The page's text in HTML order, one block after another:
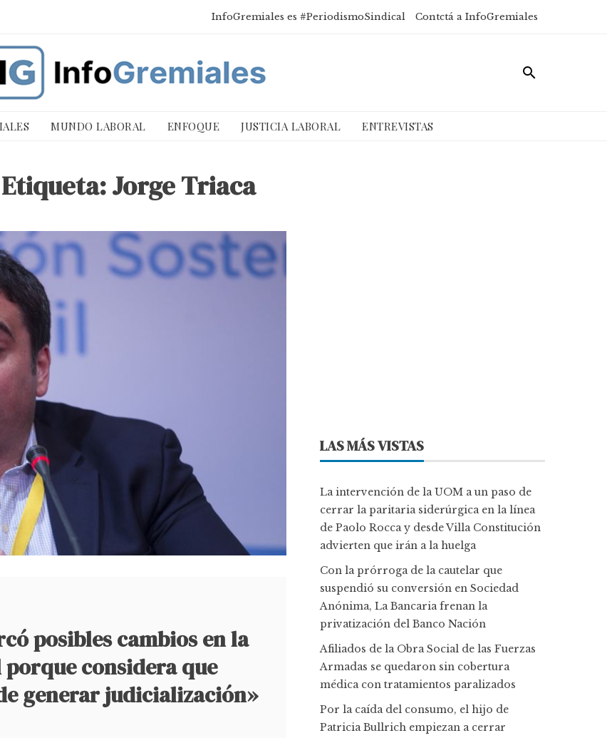
InfoGremiales es #PeriodismoSindical Contctá a InfoGremiales
MUNDO LABORAL ENFOQUE JUSTICIA LABORAL ENTREVISTAS
Etiqueta:Jorge Triaca
posibles cambios en la
considera que
generar judicialización»
LAS MÁS VISTAS
La intervención de la UOM a un paso de
cerrar la paritaria siderúrgica en la línea
de Paolo Rocca y desde Villa Constitución
advierten que irán a la huelga
Con la prórroga de la cautelar que
suspendió su conversión en Sociedad
Anónima, La Bancaria frenan la
privatización del Banco Nación
Afiliados de la Obra Social de las Fuerzas
Armadas se quedaron sin cobertura
médica con tratamientos paralizados
Por la caída del consumo, el hijo de
Patricia Bullrich empiezan a cerrar